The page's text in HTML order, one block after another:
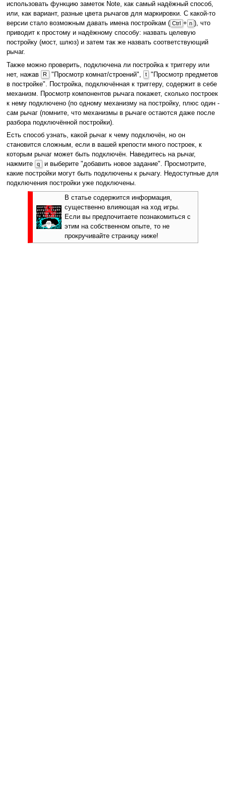
использовать функцию заметок Note, как самый надёжный способ,
или, как вариант, разные цвета рычагов для маркировки. С какой-то
версии стало возможным давать имена постройкам ( Ctrl + n ), что
приводит к простому и надёжному способу: назвать целевую
постройку (мост, шлюз) и затем так же назвать соответствующий
рычаг.
Также можно проверить, подключена ли постройка к триггеру или
нет, нажав
R "Просмотр комнат/строений", t
"Просмотр предметов
в постройке". Постройка, подключённая к триггеру, содержит в себе
механизм. Просмотр компонентов рычага покажет, сколько построек
к нему подключено (по одному механизму на постройку, плюс один -
сам рычаг (помните, что механизмы в рычаге остаются даже после
разбора подключённой постройки).
Есть способ узнать, какой рычаг к чему подключён, но он
становится сложным, если в вашей крепости много построек, к
которым рычаг может быть подключён. Наведитесь на рычаг,
нажмите
q
и выберите "добавить новое задание". Просмотрите,
какие постройки могут быть подключены к рычагу. Недоступные для
подключения постройки уже подключены.
В статье содержится информация,
существенно влияющая на ход игры.
Если вы предпочитаете познакомиться с
этим на собственном опыте, то не
прокручивайте страницу ниже!